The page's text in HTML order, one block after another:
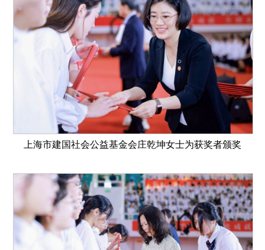
上海市建国社会公益基金会庄乾坤女士为获奖者颁奖